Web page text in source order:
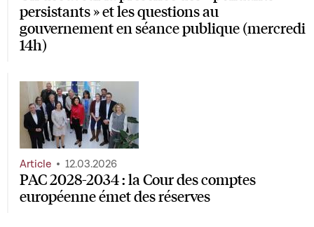
persistants » et les questions au
gouvernement en séance publique (mercredi
14h)
PAC 2028-2034 : la Cour des comptes
européenne émet des réserves
Article 12.03.2026